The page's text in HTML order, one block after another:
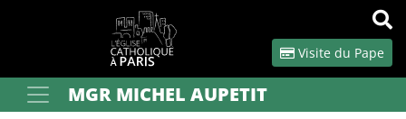
Visite du Pape
Votre rechercheMGR MICHEL AUPETIT
Panneau de gestion des cookies